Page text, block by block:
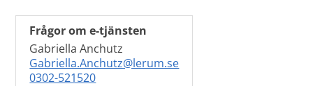
Frågor om e-tjänsten
Gabriella Anchutz
Gabriella.Anchutz@lerum.se
0302-521520